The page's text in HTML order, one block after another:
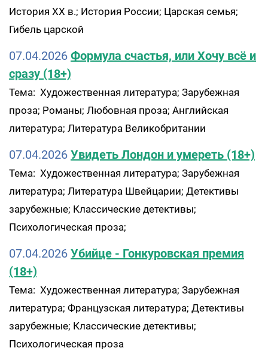
История XX в.; История России; Царская семья;
Гибель царской
07.04.2026 Формула счастья, или Хочу всё и
сразу (18+)
Тема: Художественная литература; Зарубежная
проза; Романы; Любовная проза; Английская
литература; Литература Великобритании
07.04.2026 Увидеть Лондон и умереть (18+)
Тема: Художественная литература; Зарубежная
литература; Литература Швейцарии; Детективы
зарубежные; Классические детективы;
Психологическая проза;
07.04.2026 Убийце - Гонкуровская премия
(18+)
Тема: Художественная литература; Зарубежная
литература; Французская литература; Детективы
зарубежные; Классические детективы;
Психологическая проза